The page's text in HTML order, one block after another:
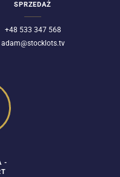
SPRZEDAŻ
+48 533 347 568
adam@stocklots.tv
-